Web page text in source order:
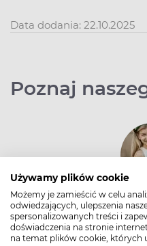
Używamy plików cookie
Możemy je zamieścić w celu
odwiedzających, ulepszenia
spersonalizowanych treści i
doświadczenia na stronie
na temat plików cookie, których
Data dodania: 22.10.2025
Poznaj
Mgr farm.
Na co dzień